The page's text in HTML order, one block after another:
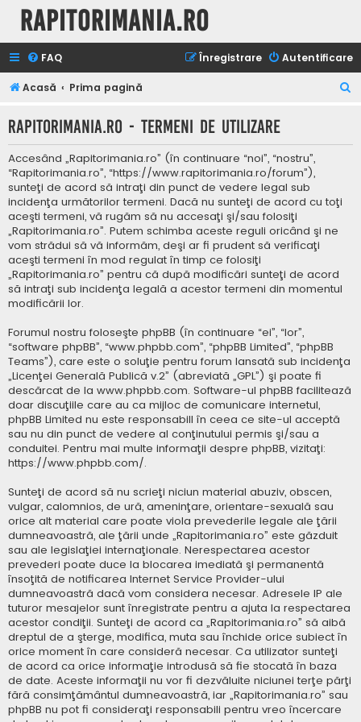
Rapitorimania.ro
FAQ Autentificare
Înregistrare
Acasă Prima pagină
t
Rapitorimania.ro - Termeni de utilizare
Accesând „Rapitorimania.ro” (în continuare “noi”, “nostru”,
“Rapitorimania.ro”, “https://www.rapitorimania.ro/forum”),
sunteţi de acord să intraţi din punct de vedere legal sub
incidenţa următorilor termeni. Dacă nu sunteţi de acord cu toţi
aceşti termeni, vă rugăm să nu accesaţi şi/sau folosiţi
„Rapitorimania.ro”. Putem schimba aceste reguli oricând şi ne
vom strădui să vă informăm, deşi ar fi prudent să verificaţi
aceşti termeni în mod regulat în timp ce folosiţi
„Rapitorimania.ro” pentru că după modificări sunteţi de acord
să intraţi sub incidenţa legală a acestor termeni din momentul
modificării lor.
Forumul nostru foloseşte phpBB (în continuare “ei”, “lor”,
“software phpBB”, “www.phpbb.com”, “phpBB Limited”, “phpBB
Teams”), care este o soluţie pentru forum lansată sub incidenţa
„Licenţei Generală Publică v.2” (abreviată „GPL”) şi poate fi
descărcat de la www.phpbb.com. Software-ul phpBB facilitează
doar discuţiile care au ca mijloc de comunicare internetul,
phpBB Limited nu este responsabill în ceea ce site-ul acceptă
sau nu din punct de vedere al conţinutului permis şi/sau a
conduitei. Pentru mai multe informaţii despre phpBB, vizitaţi:
https://www.phpbb.com/.
Sunteţi de acord să nu scrieţi niciun material abuziv, obscen,
vulgar, calomnios, de ură, ameninţare, orientare-sexuală sau
orice alt material care poate viola prevederile legale ale ţării
dumneavoastră, ale ţării unde „Rapitorimania.ro” este găzduit
sau ale legislaţiei internaţionale. Nerespectarea acestor
prevederi poate duce la blocarea imediată şi permanentă
însoţită de notificarea Internet Service Provider-ului
dumneavoastră dacă vom considera necesar. Adresele IP ale
tuturor mesajelor sunt înregistrate pentru a ajuta la respectarea
acestor condiţii. Sunteţi de acord ca „Rapitorimania.ro” să aibă
dreptul de a şterge, modifica, muta sau închide orice subiect în
orice moment în care consideră necesar. Ca utilizator sunteţi
de acord ca orice informaţie introdusă să fie stocată în baza
de date. Aceste informaţii nu vor fi dezvăluite niciunei terţe părţi
fără consimţământul dumneavoastră, iar „Rapitorimania.ro” sau
phpBB nu pot fi consideraţi responsabili pentru vreo încercare